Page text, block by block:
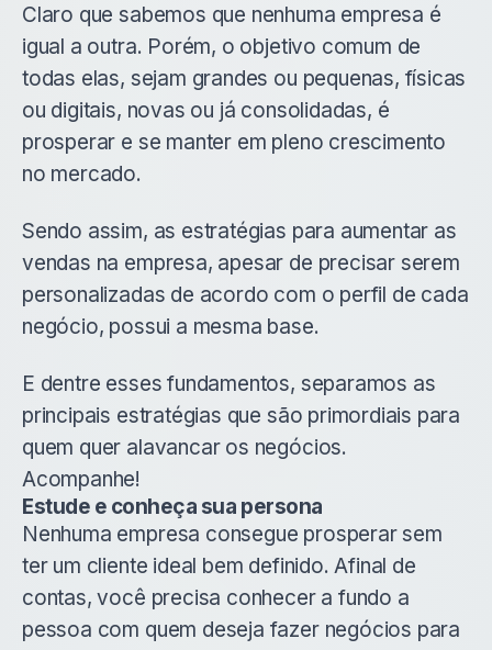
Claro que sabemos que nenhuma empresa é
igual a outra. Porém, o objetivo comum de
todas elas, sejam grandes ou pequenas, físicas
ou digitais, novas ou já consolidadas, é
prosperar e se manter em pleno crescimento
no mercado.
Sendo assim, as estratégias para aumentar as
vendas na empresa, apesar de precisar serem
personalizadas de acordo com o perfil de cada
negócio, possui a mesma base.
E dentre esses fundamentos, separamos as
principais estratégias que são primordiais para
quem quer alavancar os negócios.
Acompanhe!
Estude e conheça sua persona
Nenhuma empresa consegue prosperar sem
ter um cliente ideal bem definido. Afinal de
contas, você precisa conhecer a fundo a
pessoa com quem deseja fazer negócios para